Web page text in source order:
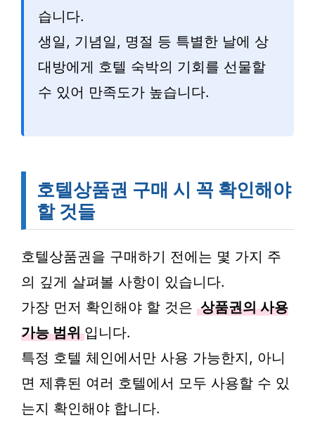
습니다.
생일, 기념일, 명절 등 특별한 날에 상
대방에게 호텔 숙박의 기회를 선물할
수 있어 만족도가 높습니다.
호텔상품권 구매 시 꼭 확인해야
할 것들
호텔상품권을 구매하기 전에는 몇 가지 주
의 깊게 살펴볼 사항이 있습니다.
가장 먼저 확인해야 할 것은 상품권의 사용
가능 범위 입니다.
특정 호텔 체인에서만 사용 가능한지, 아니
면 제휴된 여러 호텔에서 모두 사용할 수 있
는지 확인해야 합니다.